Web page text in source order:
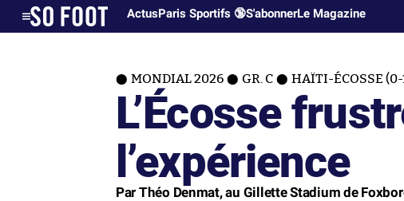
ActusParis Sportifs 🔞S'abonnerLe Magazine
MONDIAL 2026 GR. C HAÏTI-ÉCOSSE (0-
L’Écosse
l’expérience
Par Théo Denmat, au Gillette Stadium de